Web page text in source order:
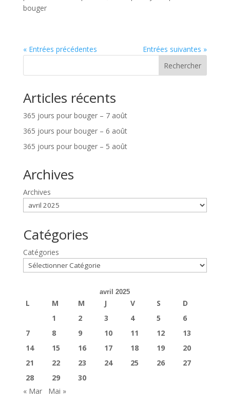
bouger
« Entrées précédentes
Entrées suivantes »
Rechercher
Articles récents
365 jours pour bouger – 7 août
365 jours pour bouger – 6 août
365 jours pour bouger – 5 août
Archives
Archives
Catégories
Catégories
avril 2025
L M M J V S
D
1
2 3 4 5
6
7
8 9 10 11 12
13
14
15 16 17 18 19
20
21
22 23 24 25 26
27
28
29
30
« Mar
Mai »